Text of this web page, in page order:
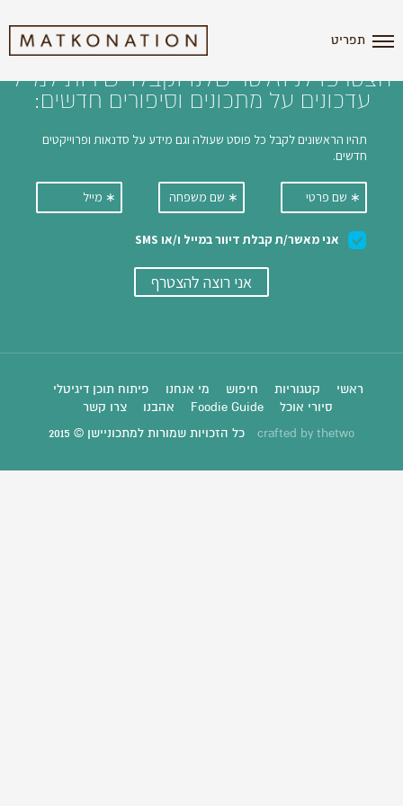
תפריט
הצטרפו לניוזלטר שלנו וקבלו ישירות למייל
עדכונים על מתכונים וסיפורים חדשים:
ראשי קטגוריות חיפוש מי אנחנו
פיתוח תוכן דיגיטלי
סיורי אוכל
Foodie Guide אהבנו צרו קשר
crafted by thetwo כל הזכויות שמורות למתכוניישן © 2015